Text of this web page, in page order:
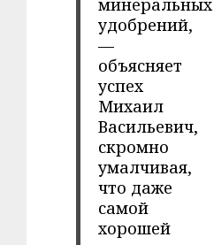
минеральных
удобрений,
—
объясняет
успех
Михаил
Васильевич,
скромно
умалчивая,
что даже
самой
хорошей